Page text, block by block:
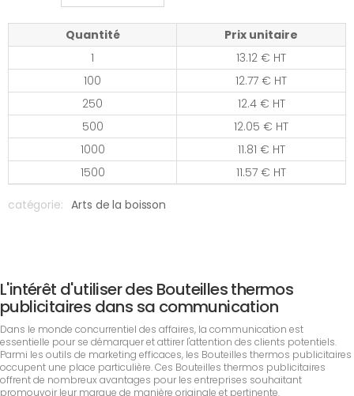
Quantité
Prix unitaire
1
13.12 € HT
100
12.77 € HT
250
12.4 € HT
500
12.05 € HT
1000
11.81 € HT
1500
11.57 € HT
catégorie: Arts de la boisson
L'intérêt d'utiliser des Bouteilles thermos
publicitaires dans sa communication
Dans le monde concurrentiel des affaires, la communication est
essentielle pour se démarquer et attirer l'attention des clients potentiels.
Parmi les outils de marketing efficaces, les Bouteilles thermos publicitaires
occupent une place particulière. Ces Bouteilles thermos publicitaires
offrent de nombreux avantages pour les entreprises souhaitant
promouvoir leur marque de manière originale et pertinente.